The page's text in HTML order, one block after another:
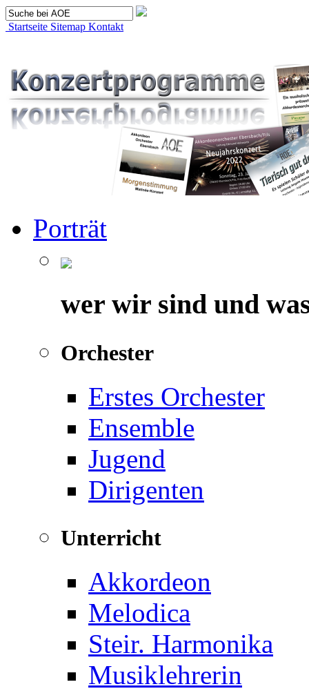
Startseite Sitemap Kontakt
Porträt
wer wir sind und
Orchester
Erstes Orchester
Ensemble
Jugend
Dirigenten
Unterricht
Akkordeon
Melodica
Steir. Harmonika
Musiklehrerin